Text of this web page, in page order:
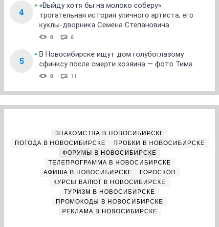
4
«Выйду хотя бы на молоко соберу»:
трогательная история уличного артиста, его
куклы-дворника Семена Степановича
0 6
5
В Новосибирске ищут дом голубоглазому
сфинксу после смерти хозяина — фото Тима
0 11
ЗНАКОМСТВА В НОВОСИБИРСКЕ
ПОГОДА В НОВОСИБИРСКЕ
ПРОБКИ В НОВОСИБИРСКЕ
ФОРУМЫ В НОВОСИБИРСКЕ
ТЕЛЕПРОГРАММА В НОВОСИБИРСКЕ
АФИША В НОВОСИБИРСКЕ
ГОРОСКОП
КУРСЫ ВАЛЮТ В НОВОСИБИРСКЕ
ТУРИЗМ В НОВОСИБИРСКЕ
ПРОМОКОДЫ В НОВОСИБИРСКЕ
РЕКЛАМА В НОВОСИБИРСКЕ